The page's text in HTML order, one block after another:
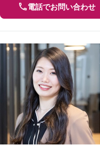
電話でお問い合わせ